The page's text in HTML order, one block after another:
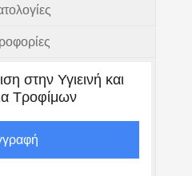
στην Υγιεινή και
Τροφίμων